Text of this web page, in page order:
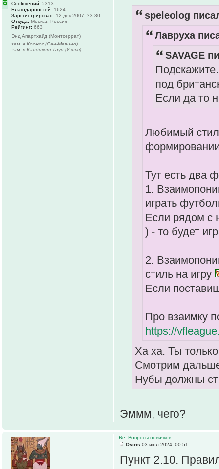
speleolog
Лавруха
SAVAGE
под
Если да то
Любимый
Тут есть два
1.
играть
Если рядом с
) - то будет
2.
стиль на игру
Если
Про взаимку
https://
Ха ха. Ты
Смотрим
Нубы должны
Эммм, чего?
Сообщений: 2313
Благодарностей: 1624
Зарегистрирован: 12 дек 2007, 23:30
Откуда: Москва, Россия
Рейтинг: 663
Энд Апартхайд (Монтсеррат)
зам. в Космос (Сан-Марино)
зам. в Калдикот Таун (Уэльс)
Re: Вопросы новичков
Osiris 03 июл 2024, 00:51
Пункт 2.10.